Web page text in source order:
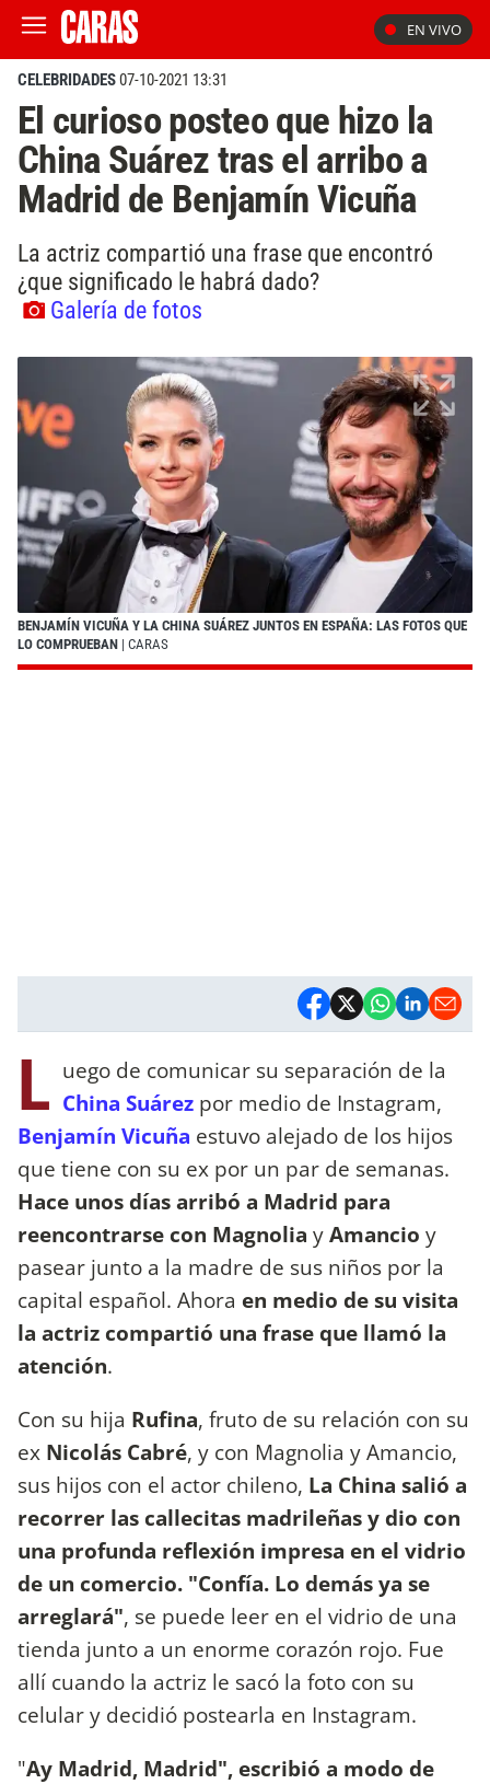
EN VIVO
CELEBRIDADES07-10-2021 13:31
El curioso posteo que hizo la
China Suárez tras el arribo a
Madrid de Benjamín Vicuña
La actriz compartió una frase que encontró
¿que significado le habrá dado?
Galería de fotos
BENJAMÍN VICUÑA Y LA CHINA SUÁREZ JUNTOS EN ESPAÑA: LAS FOTOS QUE
LO COMPRUEBAN | CARAS
L uego de comunicar su separación de la
China Suárez por medio de Instagram,
Benjamín Vicuña estuvo alejado de los hijos
que tiene con su ex por un par de semanas.
Hace unos días arribó a Madrid para
reencontrarse con Magnolia yAmancio y
pasear junto a la madre de sus niños por la
capital español. Ahora en medio de su visita
la actriz compartió una frase que llamó la
atención.
Con su hija Rufina, fruto de su relación con su
ex Nicolás Cabré, y con Magnolia y Amancio,
sus hijos con el actor chileno, La China salió a
recorrer las callecitas madrileñas y dio con
una profunda reflexión impresa en el vidrio
de un comercio. "Confía. Lo demás ya se
arreglará", se puede leer en el vidrio de una
tienda junto a un enorme corazón rojo. Fue
allí cuando la actriz le sacó la foto con su
celular y decidió postearla en Instagram.
"Ay Madrid, Madrid", escribió a modo de